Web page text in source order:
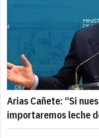
Arias Cañete: “Si
importaremos leche